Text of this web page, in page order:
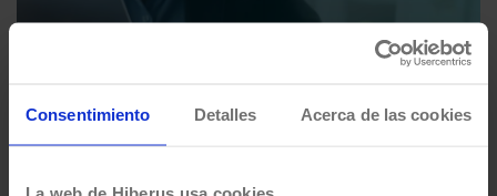
Consentimiento Detalles Acerca de las cookies